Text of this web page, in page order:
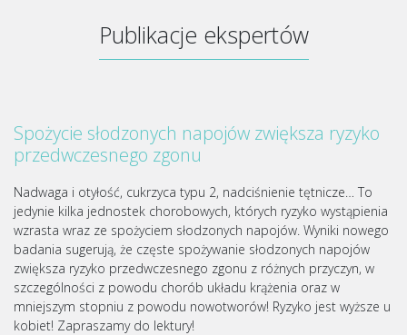
Publikacje ekspertów
Spożycie słodzonych napojów zwiększa ryzyko
przedwczesnego zgonu
Nadwaga i otyłość, cukrzyca typu 2, nadciśnienie tętnicze… To
jedynie kilka jednostek chorobowych, których ryzyko wystąpienia
wzrasta wraz ze spożyciem słodzonych napojów. Wyniki nowego
badania sugerują, że częste spożywanie słodzonych napojów
zwiększa ryzyko przedwczesnego zgonu z różnych przyczyn, w
szczególności z powodu chorób układu krążenia oraz w
mniejszym stopniu z powodu nowotworów! Ryzyko jest wyższe u
kobiet! Zapraszamy do lektury!